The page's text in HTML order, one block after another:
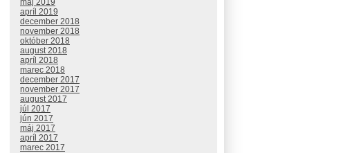
máj 2019
apríl 2019
december 2018
november 2018
október 2018
august 2018
apríl 2018
marec 2018
december 2017
november 2017
august 2017
júl 2017
jún 2017
máj 2017
apríl 2017
marec 2017